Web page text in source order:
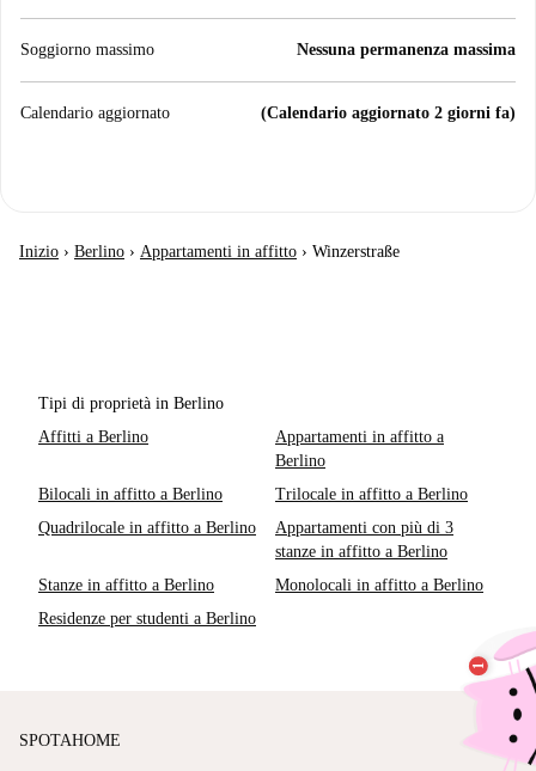
Soggiorno massimo Nessuna permanenza massima
Calendario aggiornato (Calendario aggiornato 2 giorni fa)
Inizio › Berlino › Appartamenti in affitto › Winzerstraße
Tipi di proprietà in Berlino
Affitti a Berlino
Appartamenti in affitto a
Berlino
Bilocali in affitto a Berlino
Trilocale in affitto a Berlino
Quadrilocale in affitto a Berlino
Appartamenti con più di 3
stanze in affitto a Berlino
Stanze in affitto a Berlino
Monolocali in affitto a Berlino
Residenze per studenti a Berlino
SPOTAHOME